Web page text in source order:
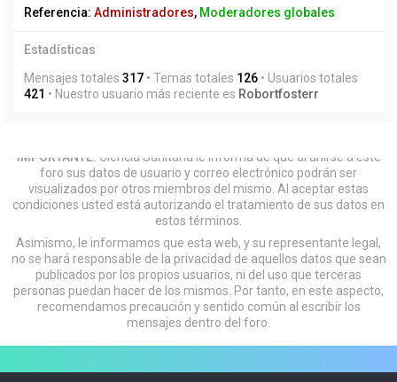
Referencia: Administradores, Moderadores globales
Estadísticas
Mensajes totales 317 • Temas totales 126 • Usuarios totales
421 • Nuestro usuario más reciente es Robortfosterr
IMPORTANTE: Ciencia Sanitaria le informa de que al unirse a este
foro sus datos de usuario y correo electrónico podrán ser
visualizados por otros miembros del mismo. Al aceptar estas
condiciones usted está autorizando el tratamiento de sus datos en
estos términos.
Asimismo, le informamos que esta web, y su representante legal,
no se hará responsable de la privacidad de aquellos datos que sean
publicados por los propios usuarios, ni del uso que terceras
personas puedan hacer de los mismos. Por tanto, en este aspecto,
recomendamos precaución y sentido común al escribir los
mensajes dentro del foro.